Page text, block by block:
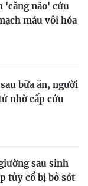
'căng não' cứu
máu vôi hóa
bữa ăn, người
nhờ cấp cứu
sau sinh
tủy cổ bị bỏ sót